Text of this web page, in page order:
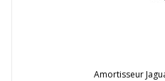
Amortisseur